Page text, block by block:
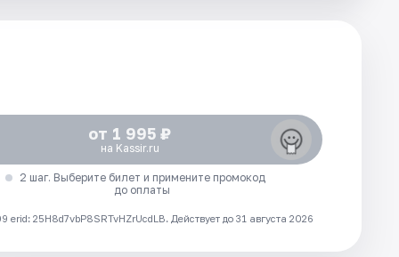
от 1 995 ₽
на Kassir.ru
2 шаг. Выберите билет и примените промокод
до оплаты
25H8d7vbP8SRTvHZrUcdLB. Действует до 31 августа 2026